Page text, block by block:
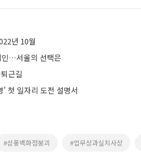
년 10월
…서울의 선택은
근길
’ 첫 일자리 도전 설명서
#삼풍백화점붕괴 #업무상과실치사상